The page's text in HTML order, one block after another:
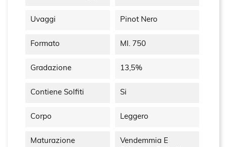
Uvaggi Pinot Nero
Formato Ml. 750
Gradazione 13,5%
Contiene Solfiti Si
Corpo Leggero
Maturazione
Vendemmia E